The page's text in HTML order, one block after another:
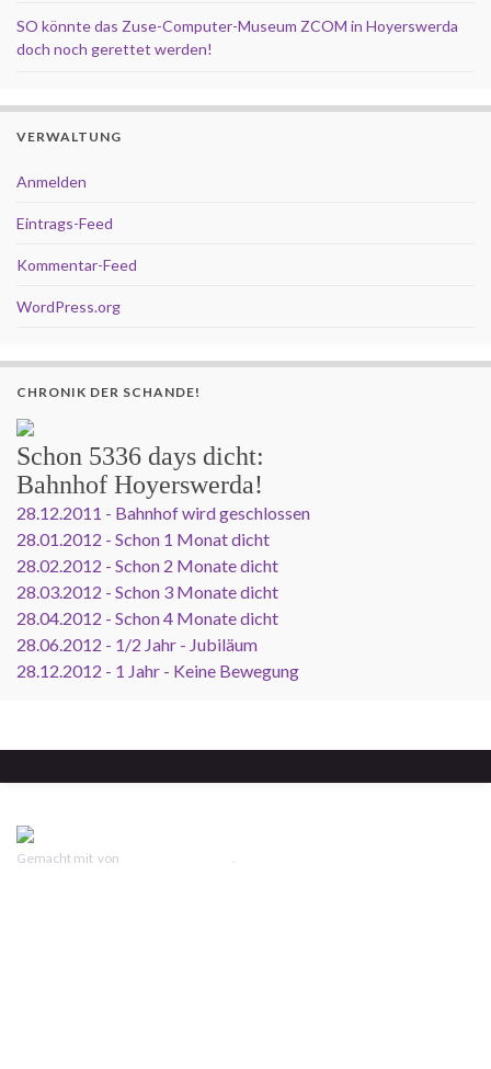
SO könnte das Zuse-Computer-Museum ZCOM in Hoyerswerda
doch noch gerettet werden!
VERWALTUNG
Anmelden
Eintrags-Feed
Kommentar-Feed
WordPress.org
CHRONIK DER SCHANDE!
Schon 5336 days dicht:
Bahnhof Hoyerswerda!
28.12.2011 - Bahnhof wird geschlossen
28.01.2012 - Schon 1 Monat dicht
28.02.2012 - Schon 2 Monate dicht
28.03.2012 - Schon 3 Monate dicht
28.04.2012 - Schon 4 Monate dicht
28.06.2012 - 1/2 Jahr - Jubiläum
28.12.2012 - 1 Jahr - Keine Bewegung
Gemacht mit von .